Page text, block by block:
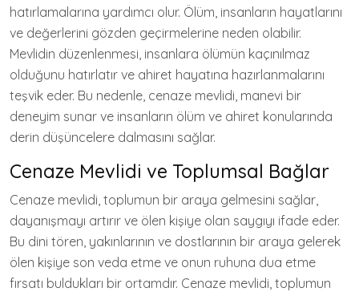
hatırlamalarına yardımcı olur. Ölüm, insanların hayatlarını
ve değerlerini gözden geçirmelerine neden olabilir.
Mevlidin düzenlenmesi, insanlara ölümün kaçınılmaz
olduğunu hatırlatır ve ahiret hayatına hazırlanmalarını
teşvik eder. Bu nedenle, cenaze mevlidi, manevi bir
deneyim sunar ve insanların ölüm ve ahiret konularında
derin düşüncelere dalmasını sağlar.
Cenaze Mevlidi ve Toplumsal Bağlar
Cenaze mevlidi, toplumun bir araya gelmesini sağlar,
dayanışmayı artırır ve ölen kişiye olan saygıyı ifade eder.
Bu dini tören, yakınlarının ve dostlarının bir araya gelerek
ölen kişiye son veda etme ve onun ruhuna dua etme
fırsatı buldukları bir ortamdır. Cenaze mevlidi, toplumun